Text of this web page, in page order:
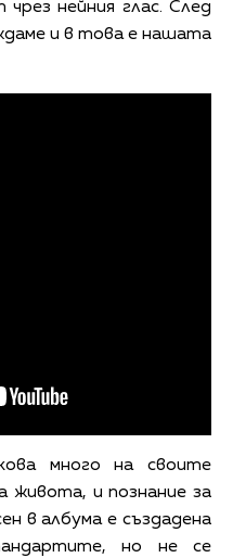
нейния глас. След
и в това е нашата
много на своите
живота, и познание за
в албума е създадена
но не се